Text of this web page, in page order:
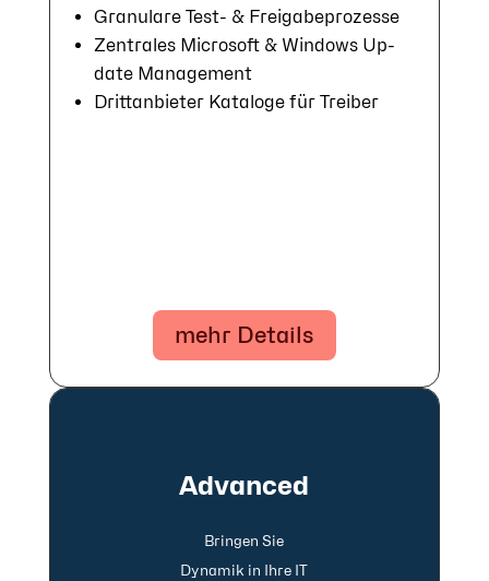
Gra­nu­lare Test- & Frei­ga­be­pro­zes­se
Zentrales Microsoft & Win­dows Up­
date Ma­nage­ment
Dritt­an­bie­ter Ka­ta­loge für Trei­ber
mehr Details
Advanced
Bringen Sie
Dyna­mik in Ihre IT